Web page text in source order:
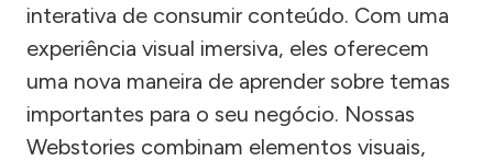
interativa de consumir conteúdo. Com uma
experiência visual imersiva, eles oferecem
uma nova maneira de aprender sobre temas
importantes para o seu negócio. Nossas
Webstories combinam elementos visuais,